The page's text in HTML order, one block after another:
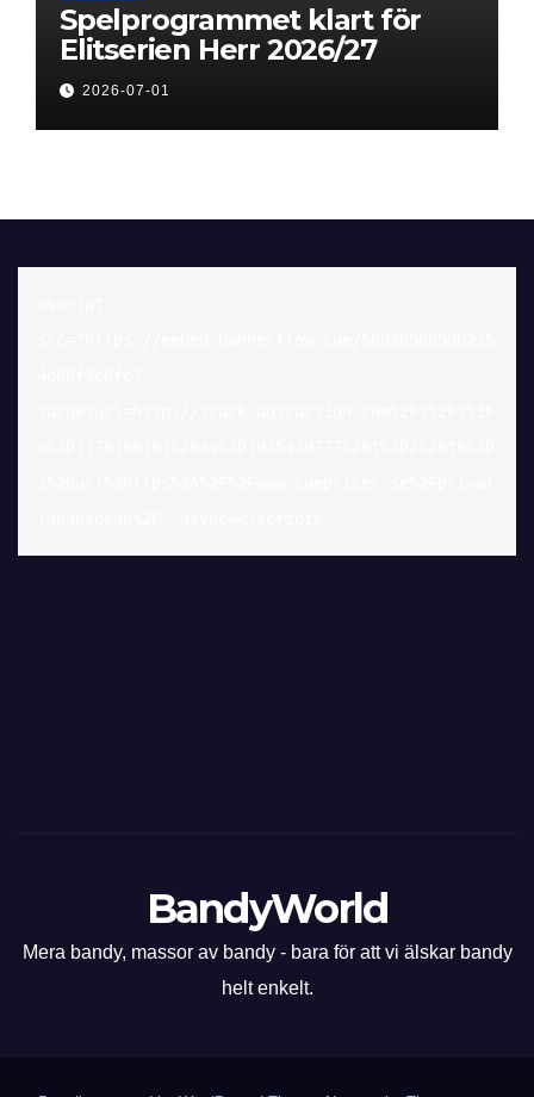
Spelprogrammet klart för
Elitserien Herr 2026/27
2026-07-01
BandyWorld
Mera bandy, massor av bandy - bara för att vi älskar bandy
helt enkelt.